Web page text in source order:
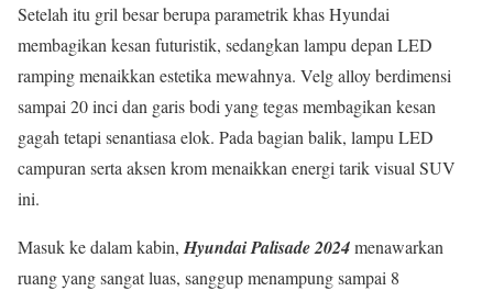
Setelah itu gril besar berupa parametrik khas Hyundai
membagikan kesan futuristik, sedangkan lampu depan LED
ramping menaikkan estetika mewahnya. Velg alloy berdimensi
sampai 20 inci dan garis bodi yang tegas membagikan kesan
gagah tetapi senantiasa elok. Pada bagian balik, lampu LED
campuran serta aksen krom menaikkan energi tarik visual SUV
ini.
Masuk ke dalam kabin,Hyundai Palisade 2024menawarkan
ruang yang sangat luas, sanggup menampung sampai 8